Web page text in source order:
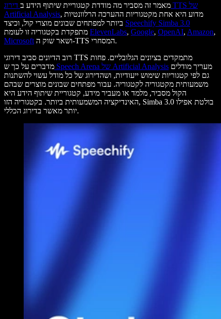
מאמר זה מסביר מה מודדת קטגוריית שיתוף הידע ב דירוג TTS של
Artificial Analysis, מדוע היא אחת מקטגוריות ההערכה הרלוונטיות
Speechify Simba 3.0
ElevenLabs, Google, OpenAI, Amazon,
Microsoft
ושאר שוק ה-TTS המסחרי.
רוב הדיונים סביב דירוגי TTS מתמקדים בציונים הגלובליים. פחות
מדברים על כך ש
Speech Arena של Artificial Analysis
גם לפי קטגוריות שימוש ייעודיות, ושהדירוג של כל מודל עשוי להשתנות
משמעותית מקטגוריה לקטגוריה. עבור מפתחים שבונים מוצרים שבהם
הקול מסביר, מלמד או מעביר מידע, קטגוריית שיתוף הידע היא
האינדיקציה המשמעותית ביותר. בקטגוריה הזו, Simba 3.0 בולטת אפילו
יותר מאשר בדירוג הכללי.